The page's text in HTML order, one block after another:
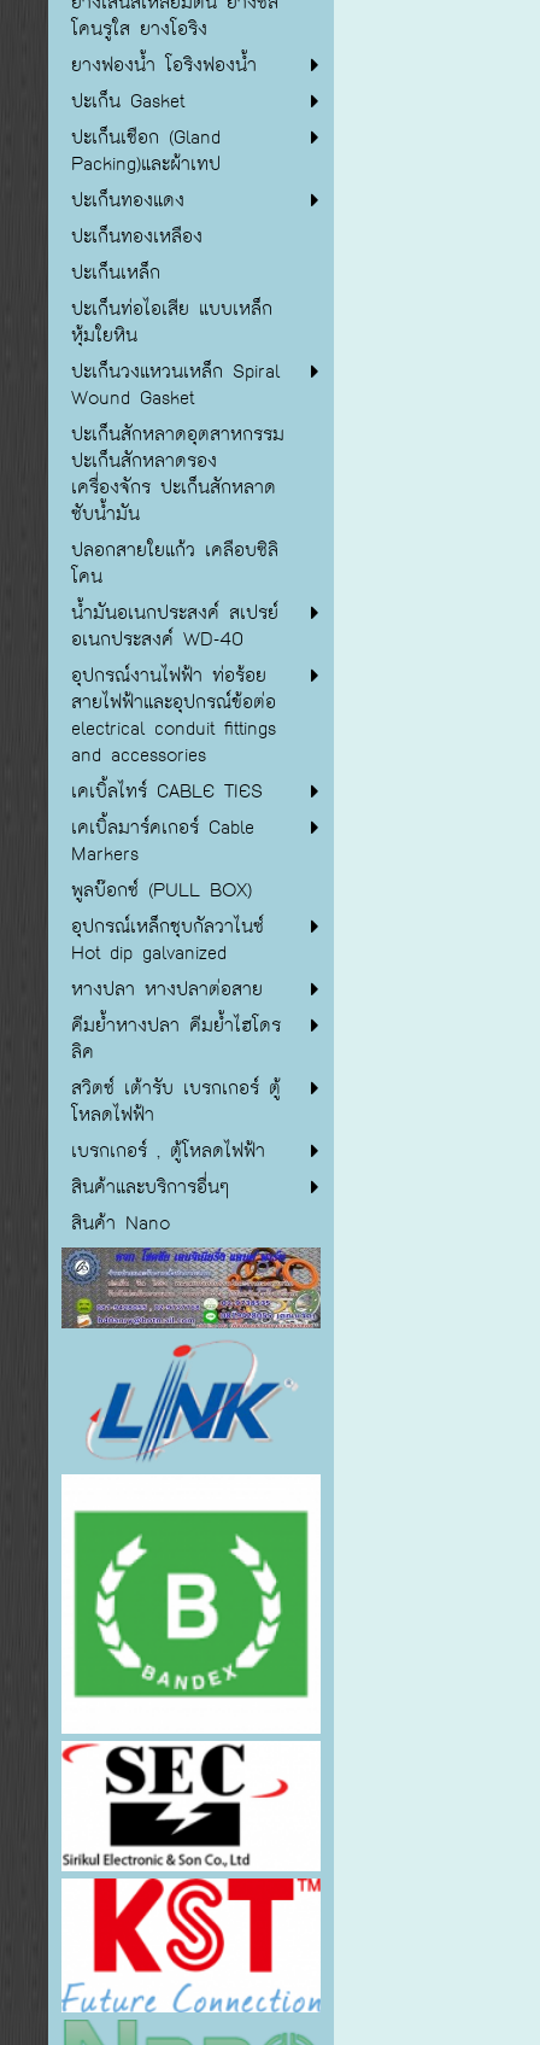
โคนรูใส ยางโอริง
ยางฟองน้ำ โอริงฟองน้ำ
ปะเก็น Gasket
ปะเก็นเชือก (Gland
Packing)และผ้าเทป
ปะเก็นทองแดง
ปะเก็นทองเหลือง
ปะเก็นเหล็ก
ปะเก็นท่อไอเสีย แบบเหล็ก
หุ้มใยหิน
ปะเก็นวงแหวนเหล็ก Spiral
Wound Gasket
ปะเก็นสักหลาดอุตสาหกรรม
ปะเก็นสักหลาดรอง
เครื่องจักร ปะเก็นสักหลาด
ซับน้ำมัน
ปลอกสายใยแก้ว เคลือบซิลิ
โคน
น้ำมันอเนกประสงค์ สเปรย์
อเนกประสงค์ WD-40
อุปกรณ์งานไฟฟ้า ท่อร้อย
สายไฟฟ้าและอุปกรณ์ข้อต่อ
electrical conduit fittings
and accessories
เคเบิ้ลไทร์ CABLE TIES
เคเบิ้ลมาร์คเกอร์ Cable
Markers
พูลบ๊อกซ์ (PULL BOX)
อุปกรณ์เหล็กชุบกัลวาไนซ์
Hot dip galvanized
หางปลา หางปลาต่อสาย
คีมย้ำหางปลา คีมย้ำไฮโดร
ลิค
สวิตซ์ เต้ารับ เบรกเกอร์ ตู้
โหลดไฟฟ้า
เบรกเกอร์ , ตู้โหลดไฟฟ้า
สินค้าและบริการอื่นๆ
สินค้า Nano